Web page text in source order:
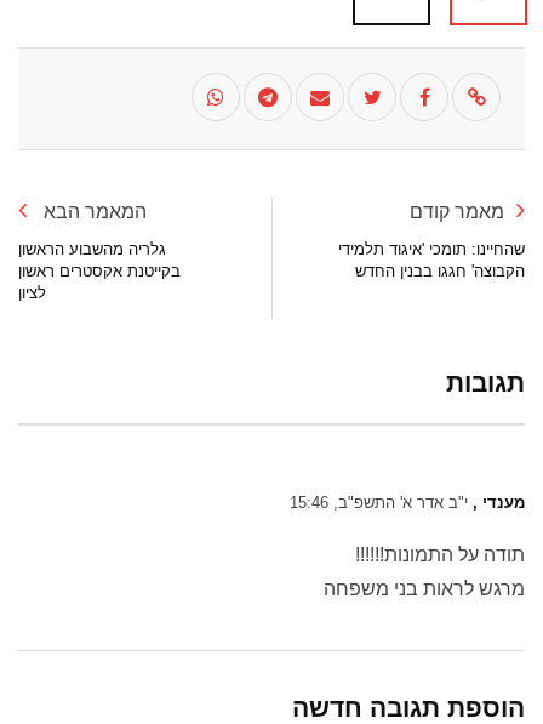
מאמר קודם
שהחיינו: תומכי 'איגוד תלמידי
הקבוצה' חגגו בבנין החדש
המאמר הבא
גלריה מהשבוע הראשון
בקייטנת אקסטרים ראשון
לציון
תגובות
מענדי , י"ב אדר א' התשפ"ב, 15:46
תודה על התמונות!!!!!!
מרגש לראות בני משפחה
הוספת תגובה חדשה